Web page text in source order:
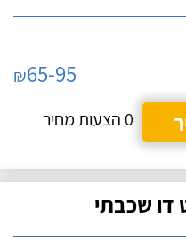
₪65-95
0 הצעות מחיר
שכבתי